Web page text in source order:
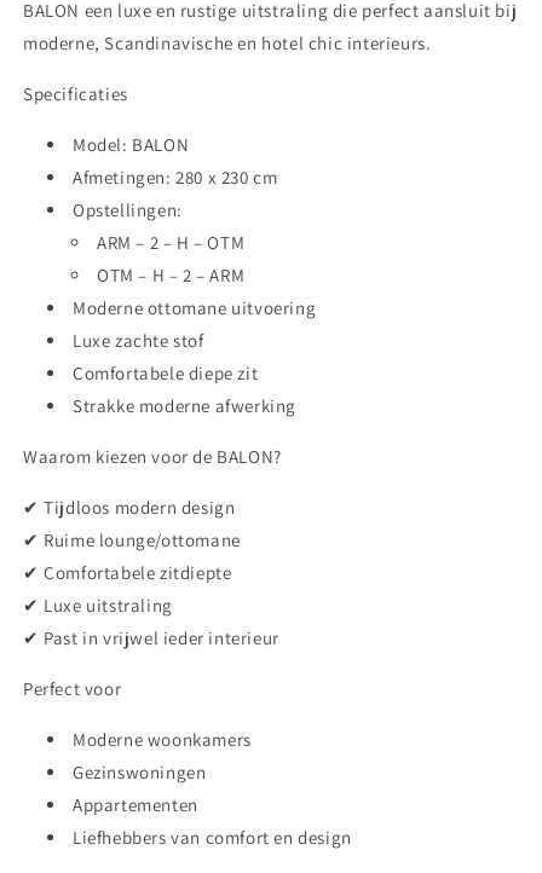
BALON een luxe en rustige uitstraling die perfect aansluit bij
moderne, Scandinavische en hotel chic interieurs.
Specificaties
Model: BALON
Afmetingen:280 x 230 cm
Opstellingen:
ARM – 2 – H – OTM
OTM – H – 2 – ARM
Moderne ottomane uitvoering
Luxe zachte stof
Comfortabele diepe zit
Strakke moderne afwerking
Waarom kiezen voor de BALON?
✔ Tijdloos modern design
✔ Ruime lounge/ottomane
✔ Comfortabele zitdiepte
✔ Luxe uitstraling
✔ Past in vrijwel ieder interieur
Perfect voor
Moderne woonkamers
Gezinswoningen
Appartementen
Liefhebbers van comfort en design